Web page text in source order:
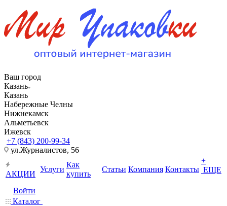
Ваш город
Казань
Казань
Набережные Челны
Нижнекамск
Альметьевск
Ижевск
+7 (843) 200-99-34
ул.Журналистов, 56
АКЦИИ
Услуги
Как
купить
Статьи Компания Контакты
+
ЕЩЕ
Войти
Каталог